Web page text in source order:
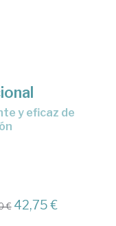
€ 42,75 €